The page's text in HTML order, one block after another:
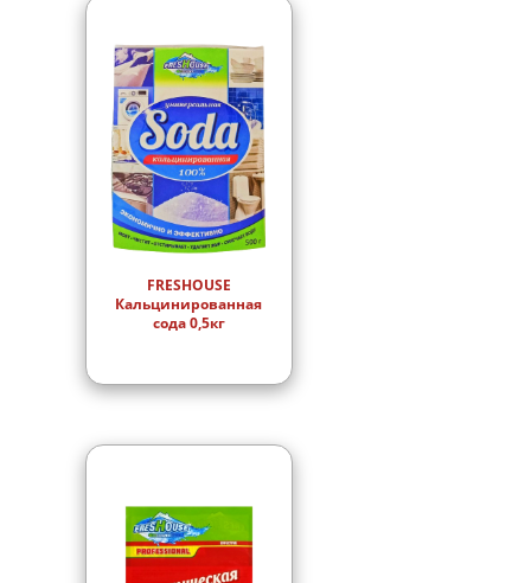
FRESHOUSE
Кальцинированная
сода 0,5кг